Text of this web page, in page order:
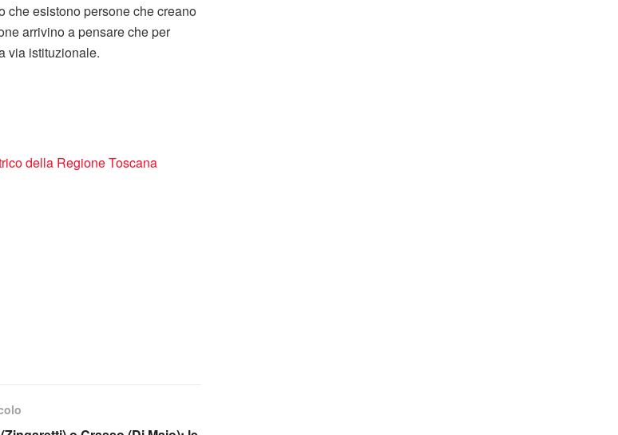
che esistono persone che creano
arrivino a pensare che per
via istituzionale.
della Regione Toscana